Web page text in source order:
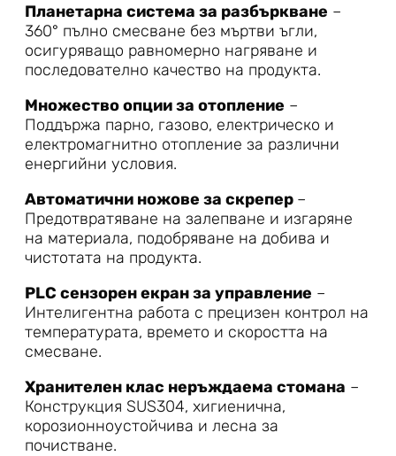
Планетарна система за разбъркване –
360° пълно смесване без мъртви ъгли,
осигуряващо равномерно нагряване и
последователно качество на продукта.
Множество опции за отопление –
Поддържа парно, газово, електрическо и
електромагнитно отопление за различни
енергийни условия.
Автоматични ножове за скрепер –
Предотвратяване на залепване и изгаряне
на материала, подобряване на добива и
чистотата на продукта.
PLC сензорен екран за управление –
Интелигентна работа с прецизен контрол на
температурата, времето и скоростта на
смесване.
Хранителен клас неръждаема стомана –
Конструкция SUS304, хигиенична,
корозионноустойчива и лесна за
почистване.